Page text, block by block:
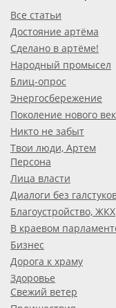
Все статьи
Достояние артёма
Сделано в артёме!
Народный промысел
Блиц-опрос
Энергосбережение
Поколение нового
Никто не забыт
Твои люди, Артем
Персона
Лица власти
Диалоги без
Благоустройство, ЖКХ
В краевом
Бизнес
Дорога к храму
Здоровье
Свежий ветер